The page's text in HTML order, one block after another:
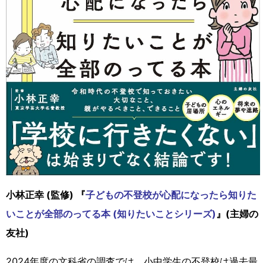
小林正幸 (監修) 『子どもの不登校が心配になったら知りた
いことが全部のってる本 (知りたいことシリーズ) 』(主婦の
友社)